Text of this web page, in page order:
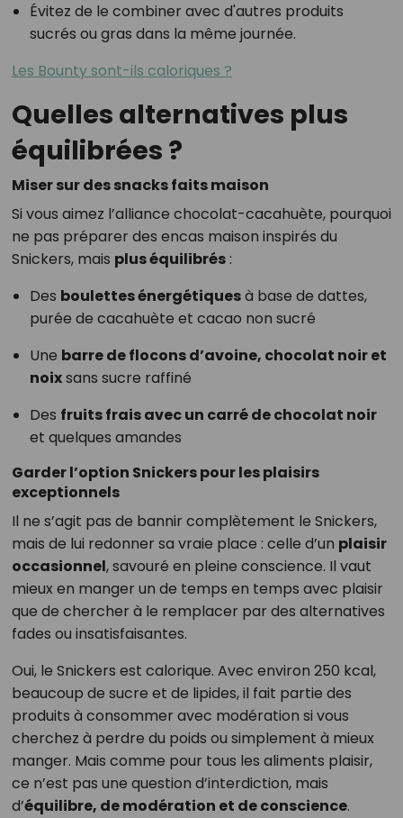
Évitez de le combiner avec d'autres produits
sucrés ou gras dans la même journée.
Les Bounty sont-ils caloriques ?
Quelles alternatives plus
équilibrées ?
Miser sur des snacks faits maison
Si vous aimez l’alliance chocolat-cacahuète, pourquoi
ne pas préparer des encas maison inspirés du
Snickers, mais plus équilibrés:
Des boulettes énergétiquesà base de dattes,
purée de cacahuète et cacao non sucré
Une barre de flocons d’avoine, chocolat noir et
noixsans sucre raffiné
Des fruits frais avec un carré de chocolat noir
et quelques amandes
Garder l’option Snickers pour les plaisirs
exceptionnels
Il ne s’agit pas de bannir complètement le Snickers,
mais de lui redonner sa vraie place : celle d’un plaisir
occasionnel, savouré en pleine conscience. Il vaut
mieux en manger un de temps en temps avec plaisir
que de chercher à le remplacer par des alternatives
fades ou insatisfaisantes.
Oui, le Snickers est calorique. Avec environ 250 kcal,
beaucoup de sucre et de lipides, il fait partie des
produits à consommer avec modération si vous
cherchez à perdre du poids ou simplement à mieux
manger. Mais comme pour tous les aliments plaisir,
ce n’est pas une question d’interdiction, mais
d’équilibre, de modération et de conscience.